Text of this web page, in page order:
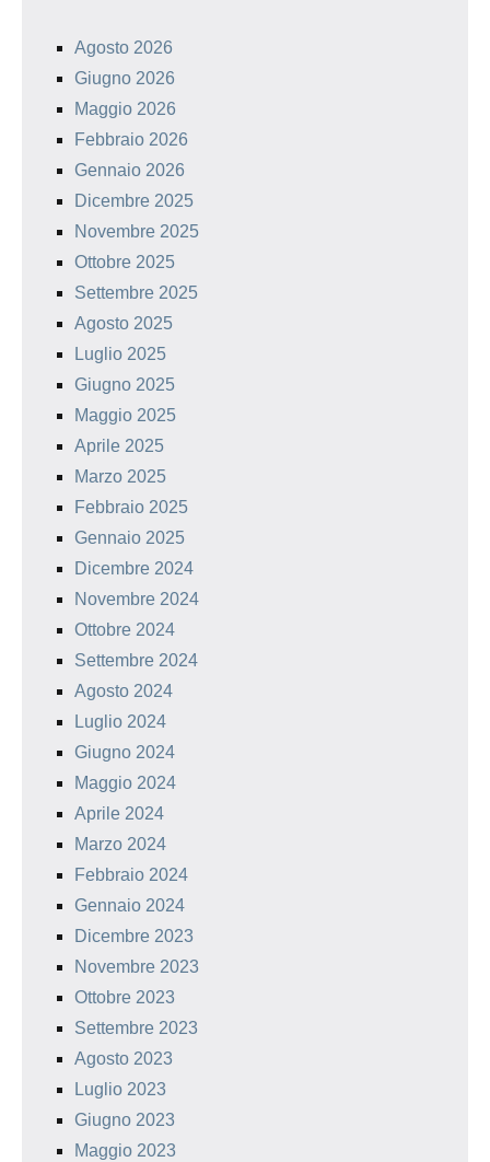
Agosto 2026
Giugno 2026
Maggio 2026
Febbraio 2026
Gennaio 2026
Dicembre 2025
Novembre 2025
Ottobre 2025
Settembre 2025
Agosto 2025
Luglio 2025
Giugno 2025
Maggio 2025
Aprile 2025
Marzo 2025
Febbraio 2025
Gennaio 2025
Dicembre 2024
Novembre 2024
Ottobre 2024
Settembre 2024
Agosto 2024
Luglio 2024
Giugno 2024
Maggio 2024
Aprile 2024
Marzo 2024
Febbraio 2024
Gennaio 2024
Dicembre 2023
Novembre 2023
Ottobre 2023
Settembre 2023
Agosto 2023
Luglio 2023
Giugno 2023
Maggio 2023